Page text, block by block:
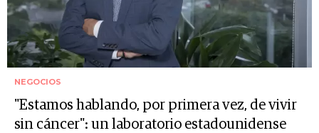
NEGOCIOS
"Estamos hablando, por primera vez, de vivir
sin cáncer": un laboratorio estadounidense